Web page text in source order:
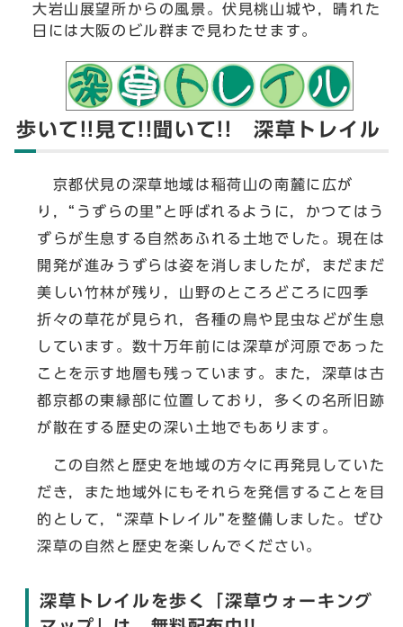
大岩山展望所からの風景。伏見桃山城や，晴れた
日には大阪のビル群まで見わたせます。
歩いて!!見て!!聞いて!! 深草トレイル
京都伏見の深草地域は稲荷山の南麓に広が
り，“うずらの里”と呼ばれるように，かつてはう
ずらが生息する自然あふれる土地でした。現在は
開発が進みうずらは姿を消しましたが，まだまだ
美しい竹林が残り，山野のところどころに四季
折々の草花が見られ，各種の鳥や昆虫などが生息
しています。数十万年前には深草が河原であった
ことを示す地層も残っています。また，深草は古
都京都の東縁部に位置しており，多くの名所旧跡
が散在する歴史の深い土地でもあります。
この自然と歴史を地域の方々に再発見していた
だき，また地域外にもそれらを発信することを目
的として，“深草トレイル”を整備しました。ぜひ
深草の自然と歴史を楽しんでください。
深草トレイルを歩く「深草ウォーキング